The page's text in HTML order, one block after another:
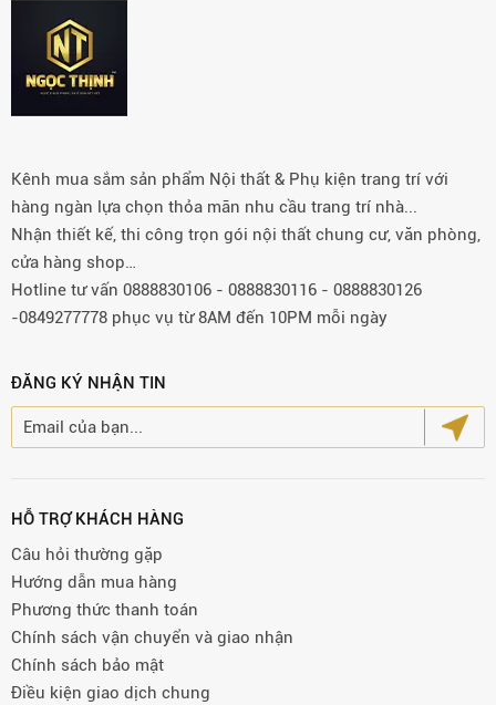
Kênh mua sắm sản phẩm Nội thất & Phụ kiện trang trí với
hàng ngàn lựa chọn thỏa mãn nhu cầu trang trí nhà...
Nhận thiết kế, thi công trọn gói nội thất chung cư, văn phòng,
cửa hàng shop…
Hotline tư vấn 0888830106 - 0888830116 - 0888830126
-0849277778 phục vụ từ 8AM đến 10PM mỗi ngày
ĐĂNG KÝ NHẬN TIN
HỖ TRỢ KHÁCH HÀNG
Câu hỏi thường gặp
Hướng dẫn mua hàng
Phương thức thanh toán
Chính sách vận chuyển và giao nhận
Chính sách bảo mật
Điều kiện giao dịch chung